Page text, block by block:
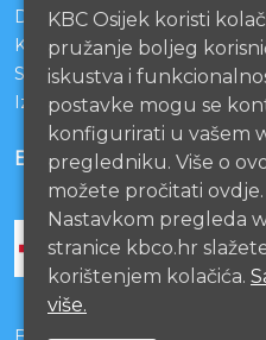
Darivanje krvi
KBCO Webmail
Sestrinstvo KBC Osijek
Izjava o pristupačnosti
BOLNICE PARTNERI
KBC Osijek koristi
pružanje boljeg
iskustva i
postavke mogu se
konfigurirati u vašem
pregledniku. Više o
možete pročitati ovdje.
Nastavkom pregleda
stranice kbco.hr
korištenjem kolačića.
više.